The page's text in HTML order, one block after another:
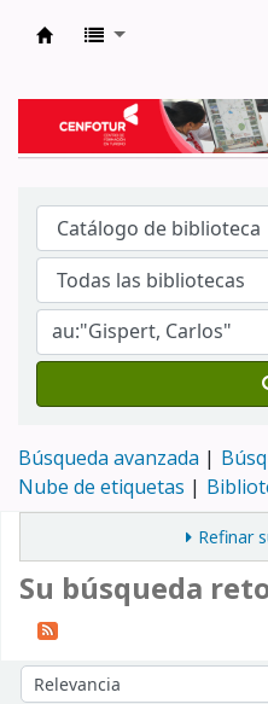
Búsqueda avanzada
Nube de etiquetas
Refinar
Su búsqueda
Ordenar por: